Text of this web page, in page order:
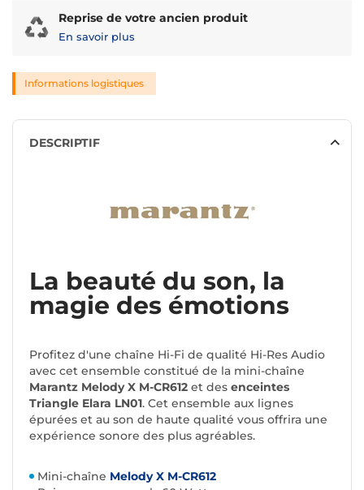
Reprise de votre ancien produit
En savoir plus
Informations logistiques
DESCRIPTIF
La beauté du son, la
magie des émotions
Profitez d'une chaîne Hi-Fi de qualité Hi-Res Audio
avec cet ensemble constitué de la mini-chaîne
Marantz Melody X M-CR612 et des enceintes
Triangle Elara LN01. Cet ensemble aux lignes
épurées et au son de haute qualité vous offrira une
expérience sonore des plus agréables.
Mini-chaîne Melody X M-CR612